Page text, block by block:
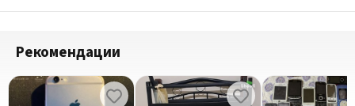
Рекомендации